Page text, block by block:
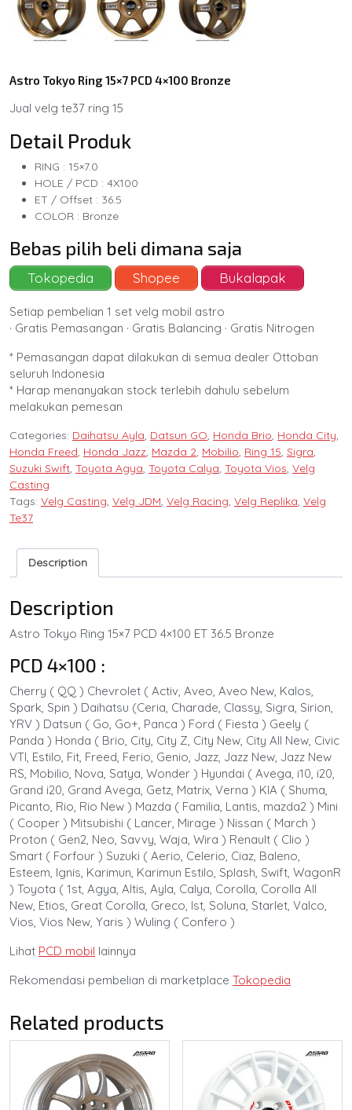
Astro Tokyo Ring 15×7 PCD 4×100 Bronze
Jual velg te37 ring 15
Detail Produk
RING : 15×7.0
HOLE / PCD : 4X100
ET / Offset : 36.5
COLOR : Bronze
Bebas pilih beli dimana saja
Tokopedia Shopee Bukalapak
Setiap pembelian 1 set velg mobil astro
· Gratis Pemasangan · Gratis Balancing · Gratis Nitrogen
* Pemasangan dapat dilakukan di semua dealer Ottoban
seluruh Indonesia
* Harap menanyakan stock terlebih dahulu sebelum
melakukan pemesan
Categories: Daihatsu Ayla, Datsun GO, Honda Brio, Honda City,
Honda Freed, Honda Jazz, Mazda 2, Mobilio, Ring 15, Sigra,
Suzuki Swift, Toyota Agya, Toyota Calya, Toyota Vios, Velg
Casting
Tags: Velg Casting, Velg JDM, Velg Racing, Velg Replika, Velg
Te37
Description
Description
Astro Tokyo Ring 15×7 PCD 4×100 ET 36.5 Bronze
PCD 4×100 :
Cherry ( QQ ) Chevrolet ( Activ, Aveo, Aveo New, Kalos,
Spark, Spin ) Daihatsu (Ceria, Charade, Classy, Sigra, Sirion,
YRV ) Datsun ( Go, Go+, Panca ) Ford ( Fiesta ) Geely (
Panda ) Honda ( Brio, City, City Z, City New, City All New, Civic
VTI, Estilo, Fit, Freed, Ferio, Genio, Jazz, Jazz New, Jazz New
RS, Mobilio, Nova, Satya, Wonder ) Hyundai ( Avega, i10, i20,
Grand i20, Grand Avega, Getz, Matrix, Verna ) KIA ( Shuma,
Picanto, Rio, Rio New ) Mazda ( Familia, Lantis, mazda2 ) Mini
( Cooper ) Mitsubishi ( Lancer, Mirage ) Nissan ( March )
Proton ( Gen2, Neo, Savvy, Waja, Wira ) Renault ( Clio )
Smart ( Forfour ) Suzuki ( Aerio, Celerio, Ciaz, Baleno,
Esteem, Ignis, Karimun, Karimun Estilo, Splash, Swift, WagonR
) Toyota ( 1st, Agya, Altis, Ayla, Calya, Corolla, Corolla All
New, Etios, Great Corolla, Greco, Ist, Soluna, Starlet, Valco,
Vios, Vios New, Yaris ) Wuling ( Confero )
Lihat PCD mobil lainnya
Rekomendasi pembelian di marketplace Tokopedia
Related products